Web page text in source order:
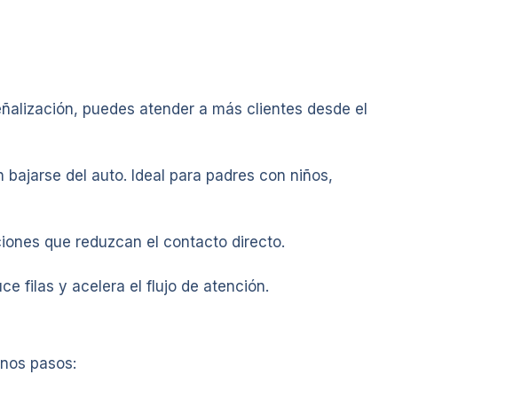
puedes atender a más clientes desde el
del auto. Ideal para padres con niños,
que reduzcan el contacto directo.
filas y acelera el flujo de atención.
pasos: